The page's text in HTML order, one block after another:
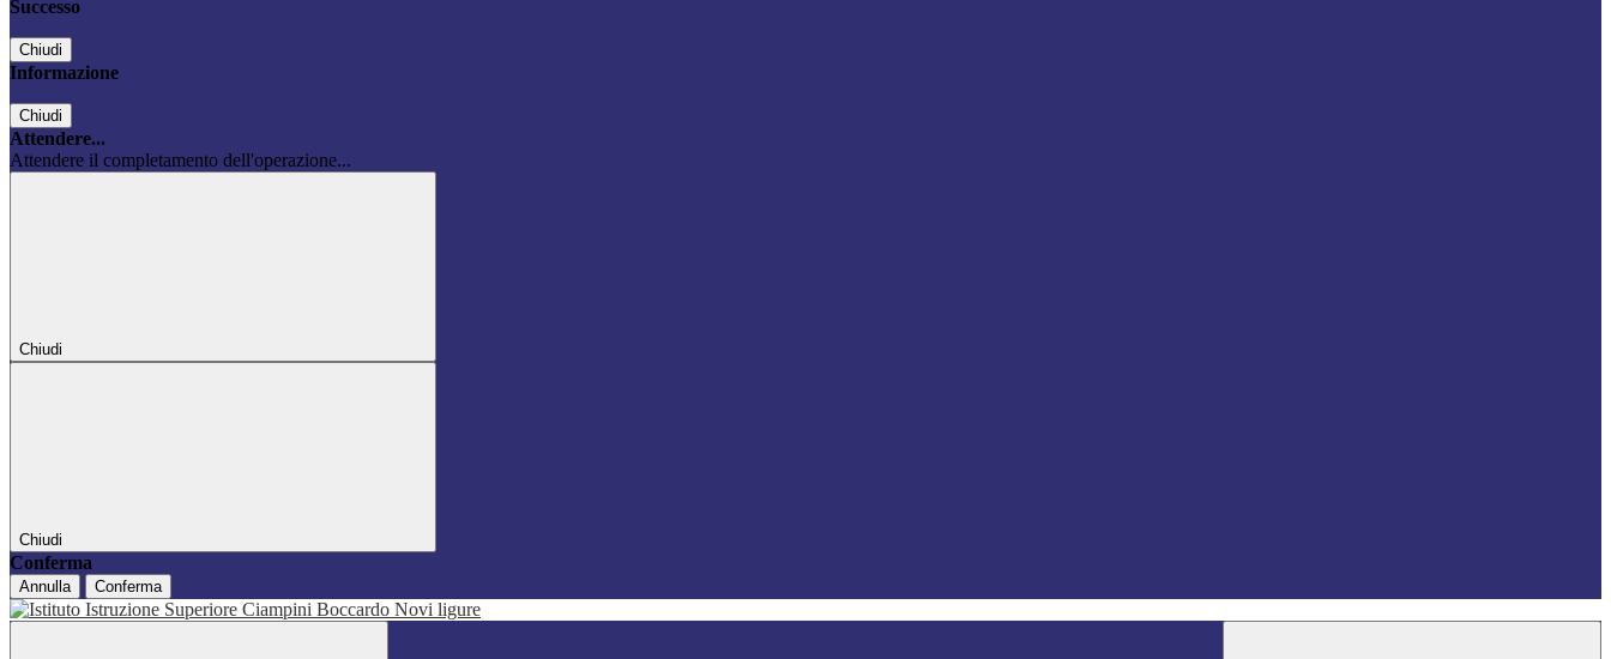
Successo
Chiudi
Informazione
Chiudi
Attendere...
Attendere il completamento dell'operazione...
Chiudi
Chiudi
Conferma
Annulla Conferma